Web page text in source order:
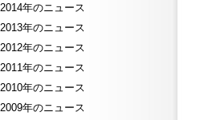
2014年のニュース
2013年のニュース
2012年のニュース
2011年のニュース
2010年のニュース
2009年のニュース